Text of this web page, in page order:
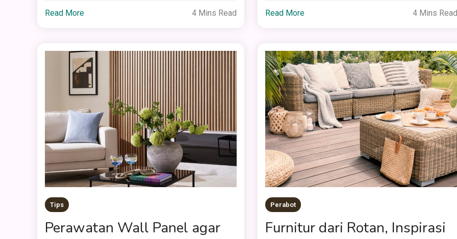
Read More 4 Mins Read Read More 4 Mins Read
Tips
Perawatan Wall Panel agar
Perabot
Furnitur dari Rotan, Inspirasi